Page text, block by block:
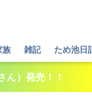
族 雑記 ため池日
ん）発売！！